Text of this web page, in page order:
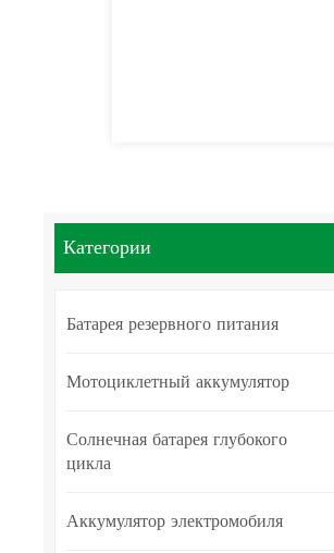
Категории
Батарея резервного питания
Мотоциклетный аккумулятор
Солнечная батарея глубокого
цикла
Аккумулятор электромобиля